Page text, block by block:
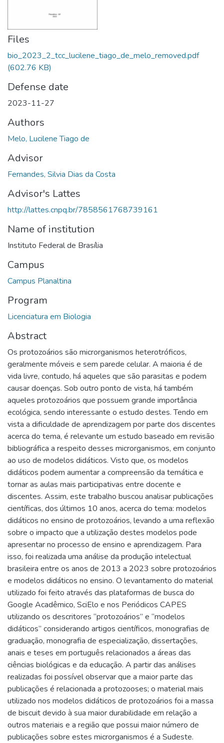
Files
bio_2023_2_tcc_lucilene_tiago_de_melo_removed.pdf
(602.76 KB)
Defense date
2023-11-27
Authors
Melo, Lucilene Tiago de
Advisor
Fernandes, Silvia Dias da Costa
Advisor's Lattes
http://lattes.cnpq.br/7858561768739161
Name of institution
Instituto Federal de Brasília
Campus
Campus Planaltina
Program
Licenciatura em Biologia
Abstract
Os protozoários são microrganismos heterotróficos,
geralmente móveis e sem parede celular. A maioria é de
vida livre, contudo, há aqueles que são parasitas e podem
causar doenças. Sob outro ponto de vista, há também
aqueles protozoários que possuem grande importância
ecológica, sendo interessante o estudo destes. Tendo em
vista a dificuldade de aprendizagem por parte dos discentes
acerca do tema, é relevante um estudo baseado em revisão
bibliográfica a respeito desses microrganismos, em conjunto
ao uso de modelos didáticos. Visto que, os modelos
didáticos podem aumentar a compreensão da temática e
tornar as aulas mais participativas entre docente e
discentes. Assim, este trabalho buscou analisar publicações
científicas, dos últimos 10 anos, acerca do tema: modelos
didáticos no ensino de protozoários, levando a uma reflexão
sobre o impacto que a utilização destes modelos pode
apresentar no processo de ensino e aprendizagem. Para
isso, foi realizada uma análise da produção intelectual
brasileira entre os anos de 2013 a 2023 sobre protozoários
e modelos didáticos no ensino. O levantamento do material
utilizado foi feito através das plataformas de busca do
Google Acadêmico, SciElo e nos Periódicos CAPES
utilizando os descritores “protozoários” e “modelos
didáticos” considerando artigos científicos, monografias de
graduação, monografia de especialização, dissertações,
anais e teses em português relacionados a áreas das
ciências biológicas e da educação. A partir das análises
realizadas foi possível observar que a maior parte das
publicações é relacionada a protozooses; o material mais
utilizado nos modelos didáticos de protozoários foi a massa
de biscuit devido à sua maior durabilidade em relação a
outros materiais e a região que possui maior número de
publicações sobre estes microrganismos é a Sudeste.